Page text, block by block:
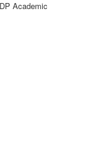
Academic